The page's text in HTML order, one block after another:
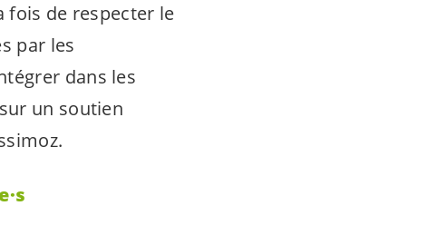
fois de respecter le
par les
dans les
un soutien